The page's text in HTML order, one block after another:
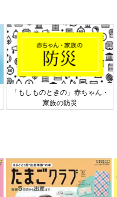
「もしものときの」赤ちゃん・
家族の防災